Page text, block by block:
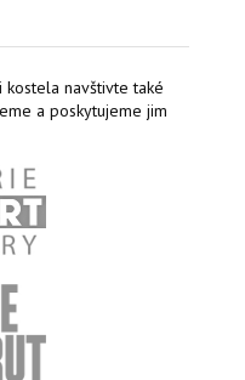
kostela navštivte také
a poskytujeme jim